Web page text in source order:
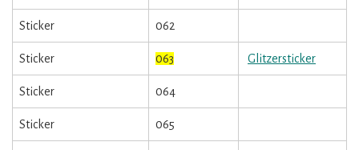
Sticker 062
Sticker 063 Glitzersticker
Sticker 064
Sticker 065